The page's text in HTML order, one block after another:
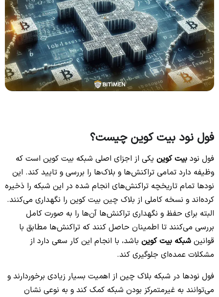
فول نود بیت کوین چیست؟
فول نود بیت کوین یکی از اجزای اصلی شبکه بیت کوین است که
وظیفه دارد تمامی تراکنش‌ها و بلاک‌ها را بررسی و تایید کند. این
نودها تمام تاریخچه تراکنش‌های انجام شده در این شبکه را ذخیره
کرده‌اند و نسخه کاملی از بلاک چین بیت کوین را نگهداری می‌کنند.
البته برای حفظ و نگهداری تراکنش‌ها آن‌ها را به صورت کامل
بررسی می‌کنند تا اطمینان حاصل کنند که تراکنش‌ها مطابق با
قوانین شبکه بیت کوین باشد، با انجام این کار سعی دارد از
مشکلات عمده‌ای جلوگیری کند.
فول نودها در شبکه بلاک چین از اهمیت بسیار زیادی برخوردارند و
می‌توانند به غیرمتمرکز بودن شبکه کمک کند و به نوعی نشان